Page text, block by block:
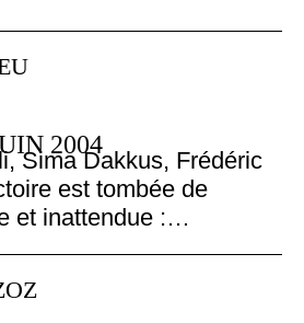
2004
Sima Dakkus, Frédéric
est tombée de
et inattendue :…